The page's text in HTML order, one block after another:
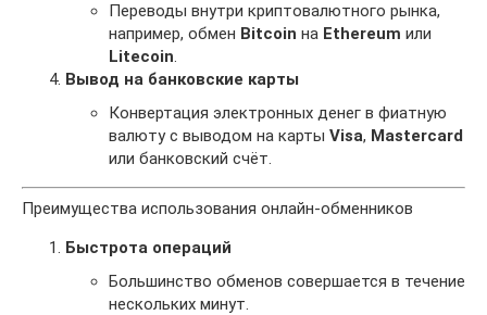
Переводы внутри криптовалютного рынка,
например, обмен Bitcoin на Ethereum или
Litecoin.
Вывод на банковские карты
Конвертация электронных денег в фиатную
валюту с выводом на карты Visa, Mastercard
или банковский счёт.
Преимущества использования онлайн-обменников
Быстрота операций
Большинство обменов совершается в течение
нескольких минут.